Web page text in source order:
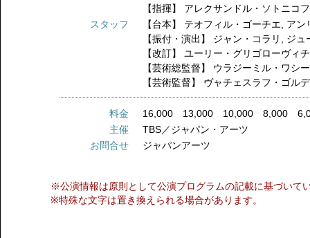
【指揮】 アレクサンドル・ソトニコフ
スタッフ
【台本】 テオフィル・ゴーチエ
アン
【振付・演出】 ジャン・コラリ
ジュ
【改訂】ユーリー・グリゴローヴィチ
【芸術総監督】 ウラジーミル・ワシ
【芸術監督】 ヴャチェスラフ・ゴル
料金
16,000 13,000 10,000 8,000
主催
TBS／ジャパン・アーツ
お問合せ
ジャパンアーツ
※公演情報は原則として公演プログラムの記載に基づいて
※特殊な文字は置き換えられる場合があります。